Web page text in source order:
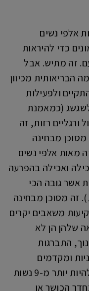
אלפי נשים
כדי להיראות
זה מתיש. אבל
הבריאותית מכיוון
ולפעילות
(כמאמנת
ורגליים רזות, זה
מסוכן מבחינה
מאות אלפי נשים
ואכילה בהפרעה
אשר גובה הכי
זה מסוכן מבחינה
משאבים יקרים
שלהן הן לא
התברגות
ומקדמים
אג'נדות פמיניסטיות. איך יכולות להיות יותר מ-9 נשות
הכושר או